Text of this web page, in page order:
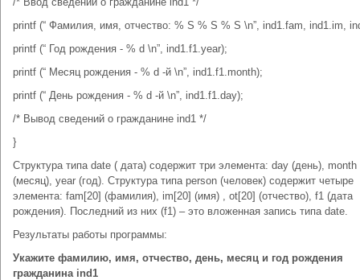
printf (“ Фамилия, имя, отчество: % S % S % S \n”, ind1.fam, ind1.im,
printf (“ Год рождения - % d \n”, ind1.f1.year);
printf (“ Месяц рождения - % d -й \n”, ind1.f1.month);
printf (“ День рождения - % d -й \n”, ind1.f1.day);
/* Вывод сведений о гражданине ind1 */
}
Структура типа date ( дата) содержит три элемента: day (день), month
(месяц), year (год). Структура типа person (человек) содержит четыре
элемента: fam[20] (фамилия), im[20] (имя) , ot[20] (отчество), f1 (дата
рождения). Последний из них (f1) – это вложенная запись типа date.
Результаты работы программы:
Укажите фамилию, имя, отчество, день, месяц и год рождения
гражданина ind1